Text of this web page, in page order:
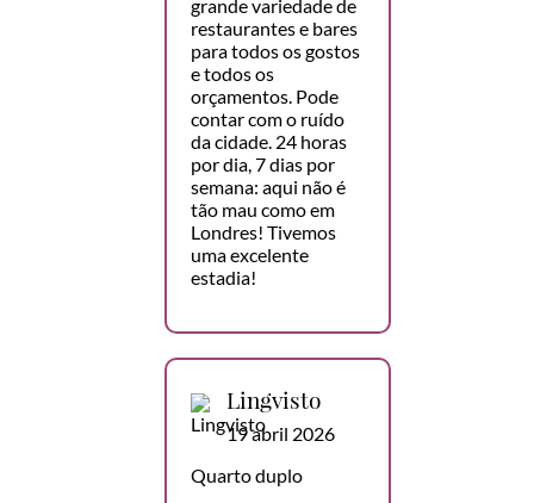
grande variedade de
restaurantes e bares
para todos os gostos
e todos os
orçamentos. Pode
contar com o ruído
da cidade. 24 horas
por dia, 7 dias por
semana: aqui não é
tão mau como em
Londres! Tivemos
uma excelente
estadia!
Lingvisto
19 abril 2026
Quarto duplo